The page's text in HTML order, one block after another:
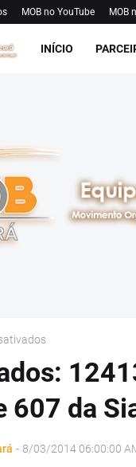
MOB no YouTube MOB
INÍCIO
607 da
- 8/03/2014 06:00:00